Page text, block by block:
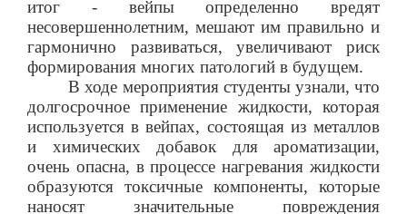
итог - вейпы определенно вредят
несовершеннолетним, мешают им правильно и
гармонично развиваться, увеличивают риск
формирования многих патологий в будущем.
В ходе мероприятия студенты узнали, что
долгосрочное применение жидкости, которая
используется в вейпах, состоящая из металлов
и химических добавок для ароматизации,
очень опасна, в процессе нагревания жидкости
образуются токсичные компоненты, которые
наносят значительные повреждения